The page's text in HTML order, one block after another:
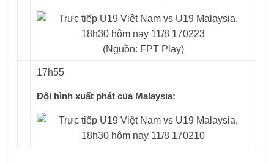
(Nguồn: FPT Play)
17h55
Đội hình xuất phát của Malaysia: